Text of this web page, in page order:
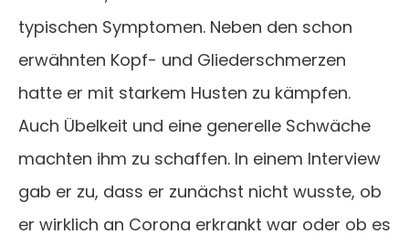
typischen Symptomen. Neben den schon
erwähnten Kopf- und Gliederschmerzen
hatte er mit starkem Husten zu kämpfen.
Auch Übelkeit und eine generelle Schwäche
machten ihm zu schaffen. In einem Interview
gab er zu, dass er zunächst nicht wusste, ob
er wirklich an Corona erkrankt war oder ob es